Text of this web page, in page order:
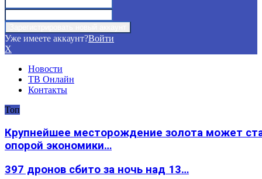
Уже имеете аккаунт?Войти
X
Новости
ТВ Онлайн
Контакты
Топ
Крупнейшее месторождение золота может
опорой экономики…
397 дронов сбито за ночь над 13…